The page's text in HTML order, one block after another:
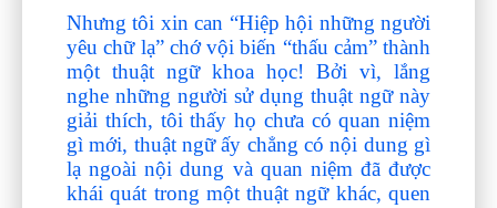
Nhưng tôi xin can “Hiệp hội những người
yêu chữ lạ” chớ vội biến “thấu cảm” thành
một thuật ngữ khoa học! Bởi vì, lắng
nghe những người sử dụng thuật ngữ này
giải thích, tôi thấy họ chưa có quan niệm
gì mới, thuật ngữ ấy chẳng có nội dung gì
lạ ngoài nội dung và quan niệm đã được
khái quát trong một thuật ngữ khác, quen